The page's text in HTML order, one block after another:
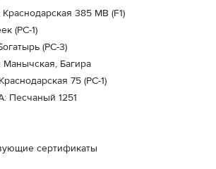
385 МВ (F1)
(РС-1)
(РС-3)
Багира
75 (РС-1)
1251
сертификаты